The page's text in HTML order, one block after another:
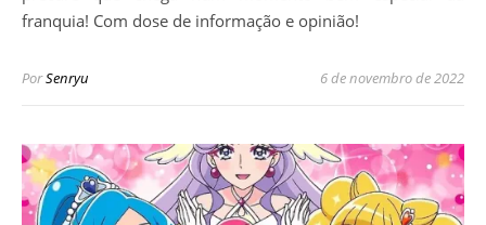
franquia! Com dose de informação e opinião!
PorSenryu 6 de novembro de 2022